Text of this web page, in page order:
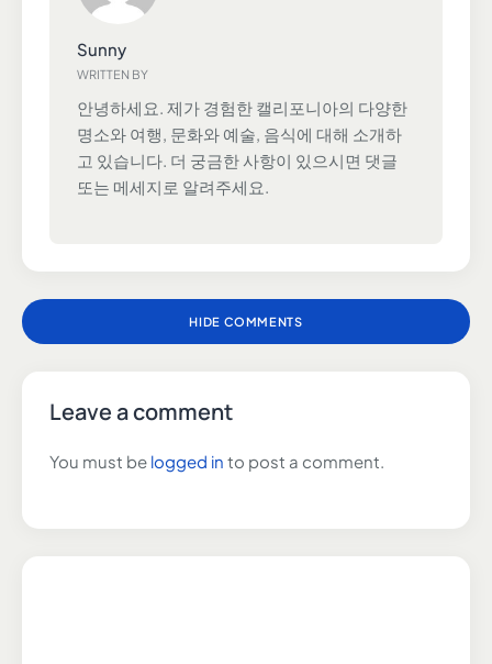
WRITTEN BY
Sunny
안녕하세요. 제가 경험한 캘리포니아의 다양한
명소와 여행, 문화와 예술, 음식에 대해 소개하
고 있습니다. 더 궁금한 사항이 있으시면 댓글
또는 메세지로 알려주세요.
HIDE COMMENTS
Leave a comment
You must be logged in to post a comment.